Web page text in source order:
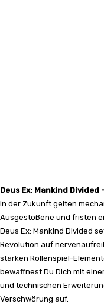
Deus Ex: Mankind Divided
In der Zukunft gelten
Ausgestoßene und fristen
Deus Ex: Mankind Divided
Revolution auf
starken Rollenspiel-
bewaffnest Du Dich mit
und technischen
Verschwörung auf.